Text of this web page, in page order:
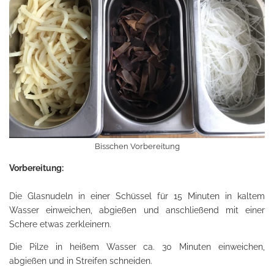
Bisschen Vorbereitung
Vorbereitung:
Die Glasnudeln in einer Schüssel für 15 Minuten in kaltem
Wasser einweichen, abgießen und anschließend mit einer
Schere etwas zerkleinern.
Die Pilze in heißem Wasser ca. 30 Minuten einweichen,
abgießen und in Streifen schneiden.